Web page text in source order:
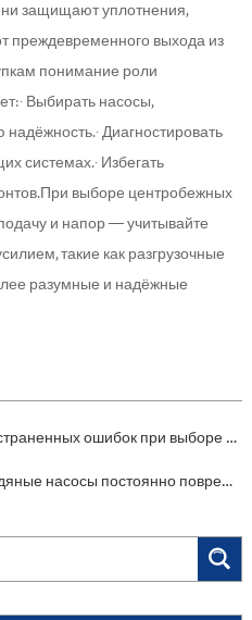
защищают уплотнения,
преждевременного выхода из
понимание роли
Выбирать насосы,
Диагностировать
системах.· Избегать
выборе центробежных
и напор — учитывайте
такие как разгрузочные
разумные и надёжные
ошибок при выборе скважинного насоса (и как их избежать)
постоянно повреждают механические уплотнения?